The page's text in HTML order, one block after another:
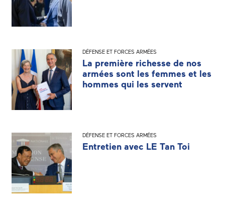
DÉFENSE ET FORCES ARMÉES
La première richesse de nos
armées sont les femmes et les
hommes qui les servent
DÉFENSE ET FORCES ARMÉES
Entretien avec LE Tan Toi